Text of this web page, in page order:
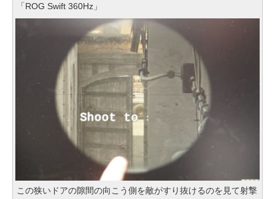
「ROG Swift 360Hz」
この狭いドアの隙間の向こう側を敵がすり抜けるのを見て射撃